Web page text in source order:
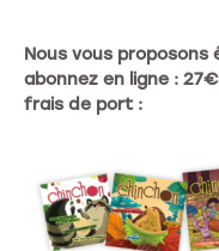
Nous vous proposons
abonnez en ligne :
frais de port :